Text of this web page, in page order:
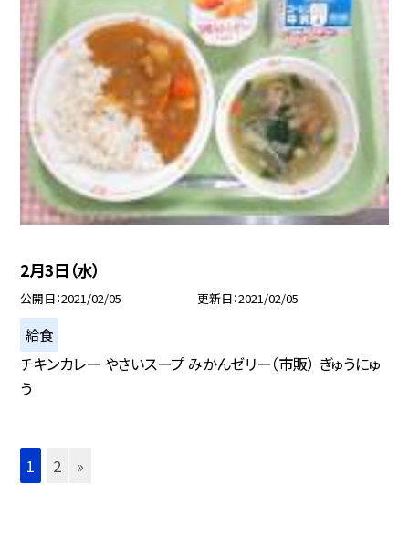
2月3日（水）
公開日 2021/02/05 更新日 2021/02/05
給食
チキンカレー やさいスープ みかんゼリー（市販） ぎゅうにゅ
う
1 2 »